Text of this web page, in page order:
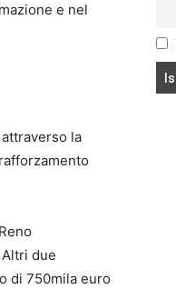
e nel
la
due
di 750mila euro